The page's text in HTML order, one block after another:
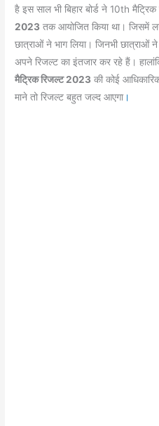
है इस साल भी बिहार बोर्ड ने 10th
2023 तक आयोजित किया था। जिसमें
छात्राओं ने भाग लिया। जिनभी छात्राओं
अपने रिजल्ट का इंतजार कर रहे हैं।
मैट्रिक रिजल्ट 2023 की कोई आधिकारिक
माने तो रिजल्ट बहुत जल्द आएगा ।